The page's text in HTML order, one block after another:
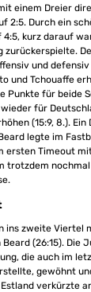
einem Dreier
2:5. Durch ein
kurz darauf
zurückerspielte.
und
und Tchouaffe
Punkte für beide
für
(15:9, 8.).
legte im
ersten Timeout
trotzdem
ins zweite Viertel
(26:15). Die
die auch im
gewöhnt
verkürzte